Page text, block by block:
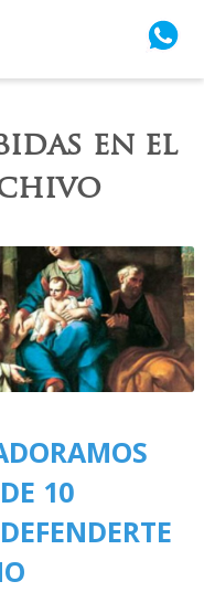
en el
10